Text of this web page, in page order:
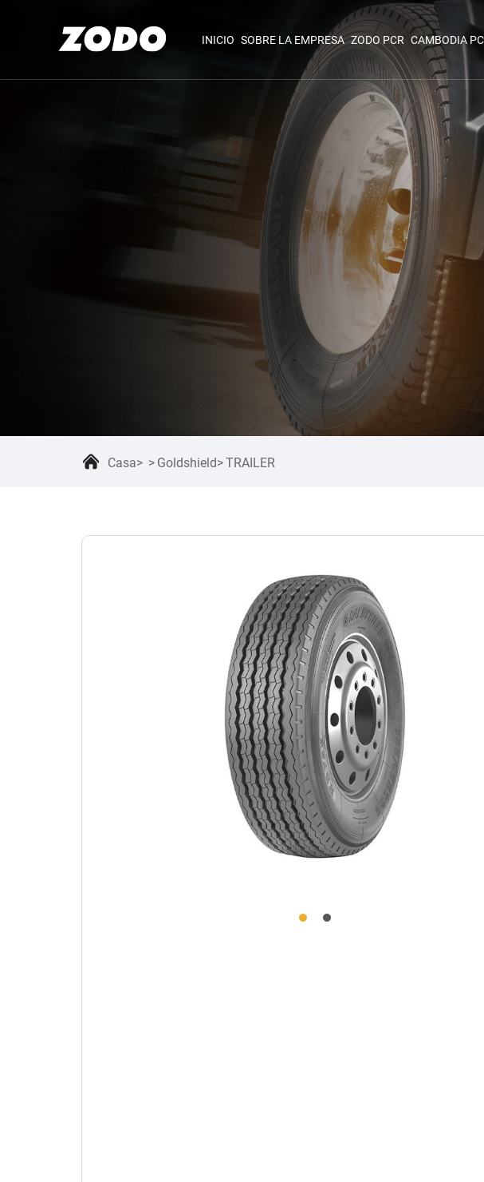
INICIO SOBRE LA EMPRESA ZODO PCR CAMBODIA
Casa Goldshield TRAILER